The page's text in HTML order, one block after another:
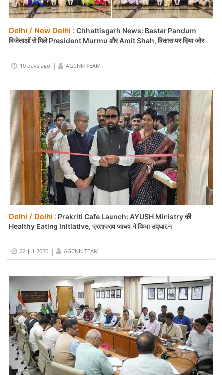
Delhi / New Delhi :Chhattisgarh News: Bastar Pandum
विजेताओं से मिले President Murmu और Amit Shah, विकास पर दिया जोर
10 days ago | AGCNN TEAM
Delhi / Delhi : Prakriti Cafe Launch: AYUSH Ministry की
Healthy Eating Initiative, प्रतापराव जाधव ने किया उद्घाटन
22-Jul-2026 | AGCNN TEAM